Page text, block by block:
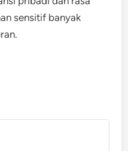
sensitif banyak